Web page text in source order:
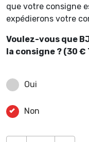
que votre consigne
expédierons votre
Voulez-vous que
la consigne ? (30 €
Oui
Non